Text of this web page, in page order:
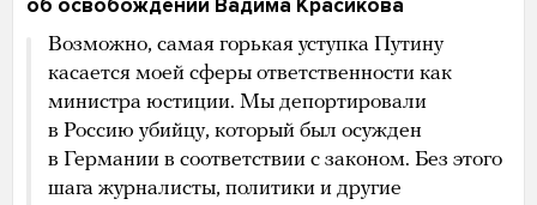
об освобождении Вадима Красикова
Возможно, самая горькая уступка Путину
касается моей сферы ответственности как
министра юстиции. Мы депортировали
в Россию убийцу, который был осужден
в Германии в соответствии с законом. Без этого
шага журналисты, политики и другие